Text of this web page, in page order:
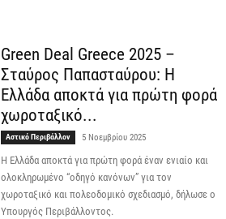
Green Deal Greece 2025 –
Σταύρος Παπασταύρου: Η
Ελλάδα αποκτά για πρώτη φορά
χωροταξικό...
Αστικό Περιβάλλον 5 Νοεμβρίου 2025
H Ελλάδα αποκτά για πρώτη φορά έναν ενιαίο και
ολοκληρωμένο “οδηγό κανόνων” για τον
χωροταξικό και πολεοδομικό σχεδιασμό, δήλωσε ο
Υπουργός Περιβάλλοντος.